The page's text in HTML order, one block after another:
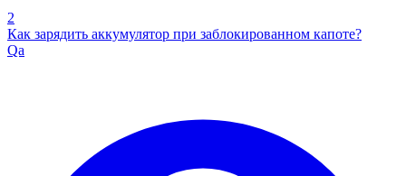
2
Как зарядить аккумулятор при заблокированном капоте?
Qa